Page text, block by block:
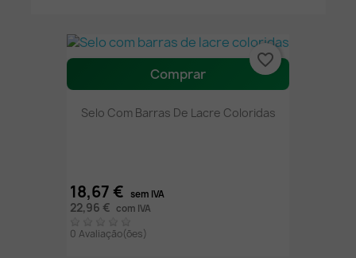
Comprar
Selo Com Barras De Lacre Coloridas
18,67 € sem IVA
22,96 € com IVA
0 Avaliação(ões)
favorite_border